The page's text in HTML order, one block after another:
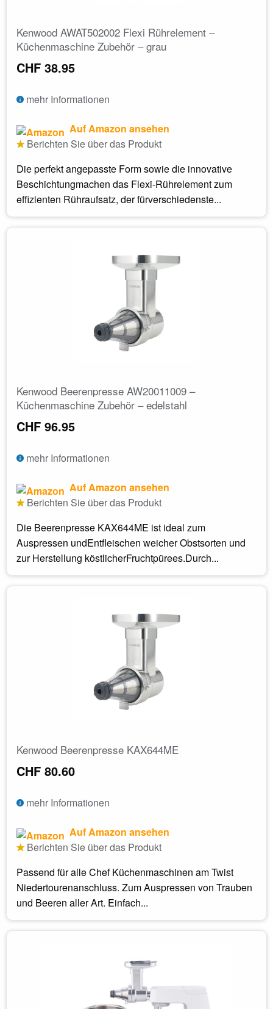
Kenwood AWAT502002 Flexi Rührelement –
Küchenmaschine Zubehör – grau
CHF 38.95
mehr Informationen
Auf Amazon ansehen
Berichten Sie über das Produkt
Die perfekt angepasste Form sowie die innovative
Beschichtungmachen das Flexi-Rührelement zum
effizienten Rühraufsatz, der fürverschiedenste...
Kenwood Beerenpresse AW20011009 –
Küchenmaschine Zubehör – edelstahl
CHF 96.95
mehr Informationen
Auf Amazon ansehen
Berichten Sie über das Produkt
Die Beerenpresse KAX644ME ist ideal zum
Auspressen undEntfleischen weicher Obstsorten und
zur Herstellung köstlicherFruchtpürees.Durch...
Kenwood Beerenpresse KAX644ME
CHF 80.60
mehr Informationen
Auf Amazon ansehen
Berichten Sie über das Produkt
Passend für alle Chef Küchenmaschinen am Twist
Niedertourenanschluss. Zum Auspressen von Trauben
und Beeren aller Art. Einfach...